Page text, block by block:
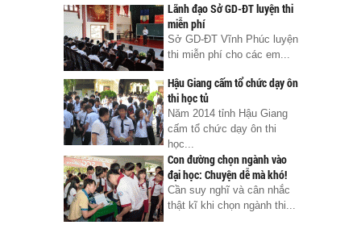
Lãnh đạo Sở GD-ĐT luyện thi
miễn phí
Sở GD-ĐT Vĩnh Phúc luyện
thi miễn phí cho các em...
Hậu Giang cấm tổ chức dạy ôn
thi học tủ
Năm 2014 tỉnh Hậu Giang
cấm tổ chức dạy ôn thi
học...
Con đường chọn ngành vào
đại học: Chuyện dễ mà khó!
Cần suy nghĩ và cân nhắc
thật kĩ khi chọn ngành thi...